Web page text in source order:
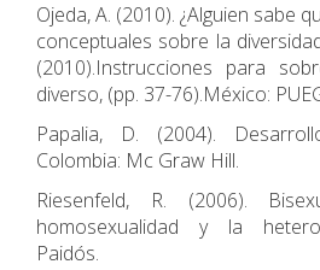
Ojeda, A. (2010). ¿Alguien sabe
conceptuales sobre la
(2010).Instrucciones para
diverso, (pp. 37-76).México:
Papalia, D. (2004).
Colombia: Mc Graw Hill.
Riesenfeld, R. (2006).
homosexualidad y la
Paidós.